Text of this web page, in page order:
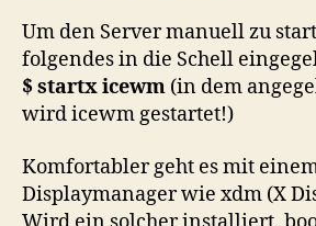
Um den Server manuell zu
folgendes in die Schell
$ startx icewm (in dem
wird icewm gestartet!)
Komfortabler geht es mit
Displaymanager wie xdm (X